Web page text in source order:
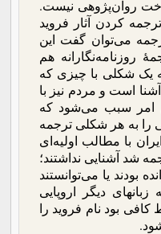
روان‌پژوهی نیست.
کردن آثار فروید
می‌توان گفت این
روزنامه‌نگارانه هم
یک شکلی با چیزی که
است و مردم نیز با
امر سبب می‌شود که
را به هر شکلی ترجمه
با مطالب اولیه‌ای
شد آشنایی نداشتند؛
بودند یا می‌توانستند
دیگر اروپایی
بود نام فروید را